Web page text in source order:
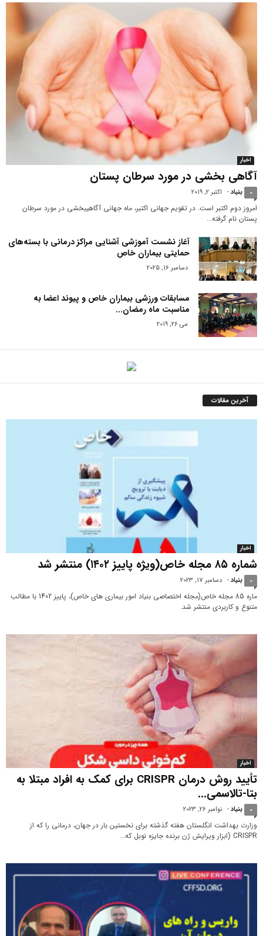
اخبار
آگاهی ‎بخشی در مورد سرطان پستان
بنیاد- اکتبر 2, 2019 0
امروز دوم اکتبر است. در تقویم جهانی اکتبر، ماه جهانی آگاهی‎بخشی در مورد سرطان
پستان نام گرفته...
آغاز نشست آموزشی آشنایی مراکز درمانی با بسته‌های
حمایتی بیماران خاص
دسامبر 16, 2025
مسابقات ورزشی بیماران خاص و پیوند اعضا به
مناسبت ماه رمضان...
می 26, 2019
آخرین مقالات
اخبار
شماره ۸۵ مجله خاص(ویژه پاییز ۱۴۰۲) منتشر شد
بنیاد- دسامبر 17, 2023 0
ماره 85 مجله خاص(مجله اختصاصی بنیاد امور بیماری های خاص)، پاییز 1402 با مطالب
متنوع و کاربردی منتشر شد.
اخبار
تأیید روش درمان CRISPR برای کمک به افراد مبتلا به
بتا-تالاسمی...
بنیاد- نوامبر 26, 2023 0
وزارت بهداشت انگلستان هفته گذشته برای نخستین بار در جهان، درمانی را که از
CRISPR (ابزار ویرایش ژن برنده جایزه نوبل که...